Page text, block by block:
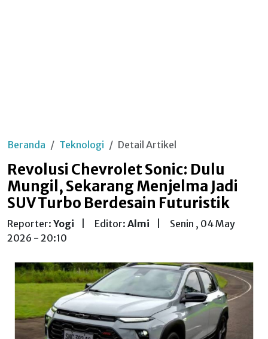
Beranda Teknologi Detail Artikel
Revolusi Chevrolet Sonic: Dulu
Mungil, Sekarang Menjelma Jadi
SUV Turbo Berdesain Futuristik
Reporter: Yogi Editor: Almi
Senin , 04 May
2026 - 20:10